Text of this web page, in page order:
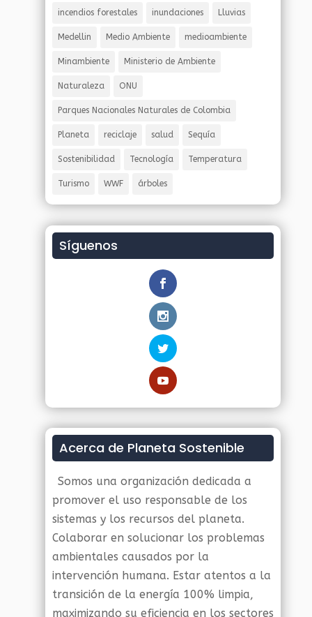
incendios forestales inundaciones Lluvias
Medellin Medio Ambiente medioambiente
Minambiente Ministerio de Ambiente
Naturaleza ONU
Parques Nacionales Naturales de Colombia
Planeta reciclaje salud Sequía
Sostenibilidad Tecnología Temperatura
Turismo WWF árboles
Síguenos
Acerca de Planeta Sostenible
Somos una organización dedicada a
promover el uso responsable de los
sistemas y los recursos del planeta.
Colaborar en solucionar los problemas
ambientales causados por la
intervención humana. Estar atentos a la
transición de la energía 100% limpia,
maximizando su eficiencia en los sectores